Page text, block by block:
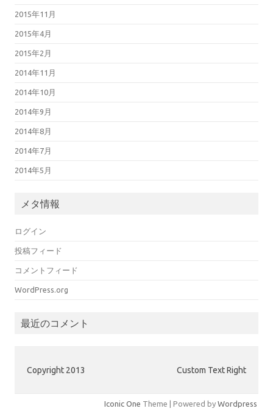
2015年11月
2015年4月
2015年2月
2014年11月
2014年10月
2014年9月
2014年8月
2014年7月
2014年5月
メタ情報
ログイン
投稿フィード
コメントフィード
WordPress.org
最近のコメント
Copyright 2013 Custom Text Right
Iconic One Theme | Powered by Wordpress